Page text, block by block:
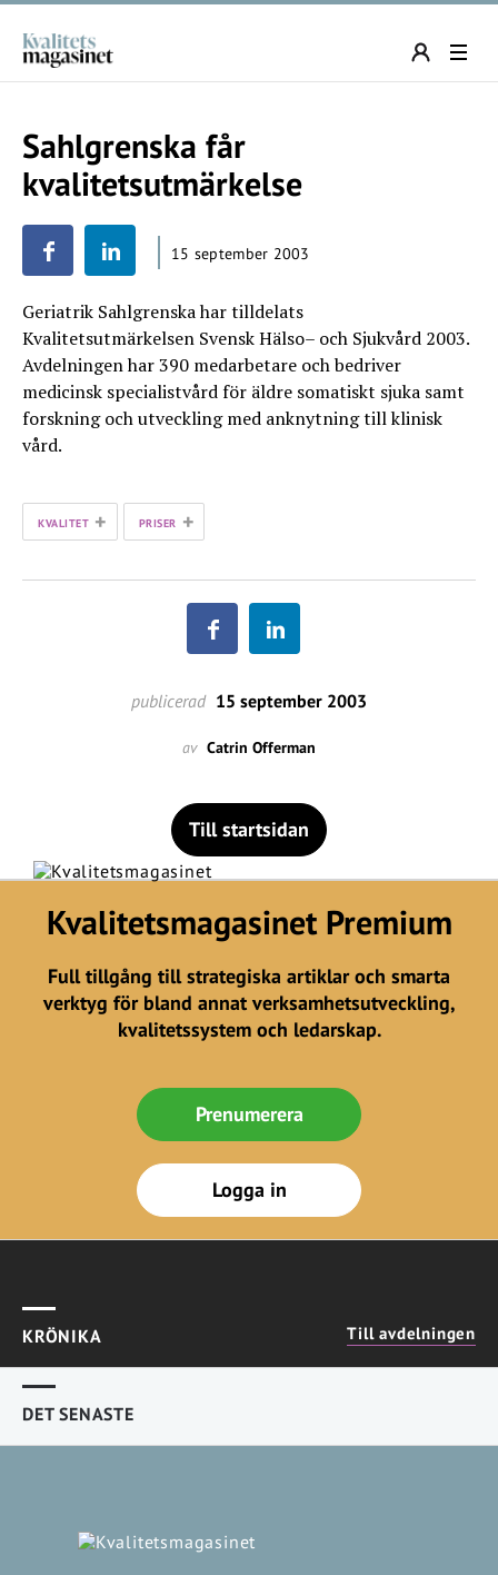
Sahlgrenska får
kvalitetsutmärkelse
15 september 2003
Geriatrik Sahlgrenska har tilldelats
Kvalitetsutmärkelsen Svensk Hälso– och Sjukvård 2003.
Avdelningen har 390 medarbetare och bedriver
medicinsk specialistvård för äldre somatiskt sjuka samt
forskning och utveckling med anknytning till klinisk
vård.
KVALITET + PRISER +
publicerad 15 september 2003
av Catrin Offerman
Till startsidan
Kvalitetsmagasinet Premium
Full tillgång till strategiska artiklar och smarta
verktyg för bland annat verksamhetsutveckling,
kvalitetssystem och ledarskap.
Prenumerera
Logga in
KRÖNIKA Till avdelningen
DET SENASTE